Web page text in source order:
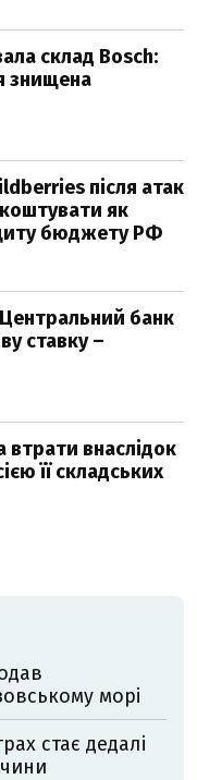
склад Bosch:
знищена
після атак
як
бюджету РФ
банк
ставку –
втрати внаслідок
її складських
морі
стає дедалі